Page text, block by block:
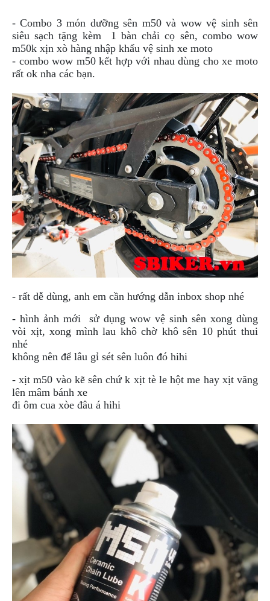
GIÁP
MOTO
TAI
NGHE
MŨ
BẢO
HIỂM
BỘ
VÁ
XE
STOP
AND
GO
PHỤ
KIỆN
MOTOWOLF
KẸP
THOẠI
MÁY
PHỤ
KIỆN
PHƯỢT
ĐỒ
CHƠI
MOTO
PHỤ
KIỆN
MBIKER
HCM
SẢN
PHẨM
BLOG
PHƯỢT
LIÊN
HỆ
HƯỚNG
- Combo 3 món dưỡng sên m50 và wow vệ sinh sên
siêu sạch tặng kèm 1 bàn chải cọ sên, combo wow
m50k xịn xò hàng nhập khẩu vệ sinh xe moto
- combo wow m50 kết hợp với nhau dùng cho xe moto
rất ok nha các bạn.
- rất dễ dùng, anh em cần hướng dẫn inbox shop nhé
- hình ảnh mới sử dụng wow vệ sinh sên xong dùng
vòi xịt, xong mình lau khô chờ khô sên 10 phút thui
nhé
không nên để lâu gỉ sét sên luôn đó hihi
- xịt m50 vào kẽ sên chứ k xịt tè le hột me hay xịt văng
lên mâm bánh xe
đi ôm cua xòe đâu á hihi